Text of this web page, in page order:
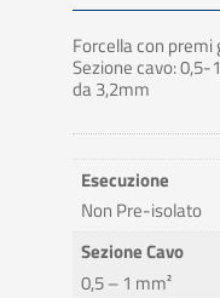
Forcella con premi
Sezione cavo: 0,5-
da 3,2mm
Esecuzione
Non Pre-isolato
Sezione Cavo
0,5 – 1 mm²